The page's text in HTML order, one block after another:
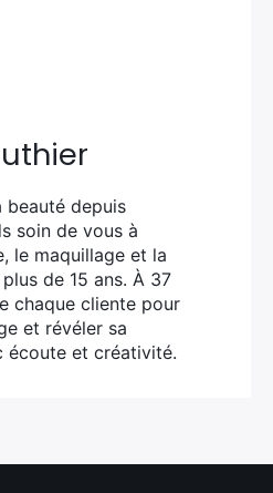
beauté depuis
soin de vous à
le maquillage et la
de 15 ans. À 37
chaque cliente pour
et révéler sa
écoute et créativité.